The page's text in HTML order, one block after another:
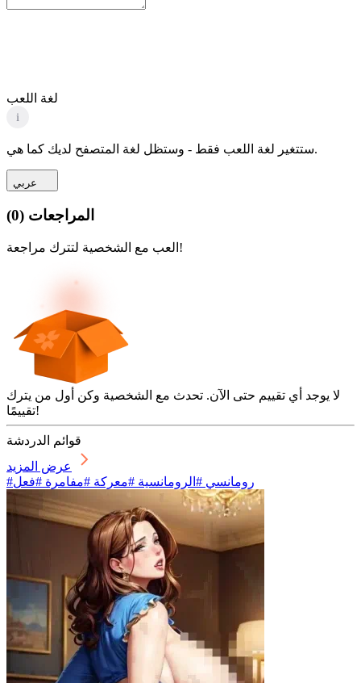
لغة اللعب
i
ستتغير لغة اللعب فقط - وستظل لغة المتصفح لديك كما هي.
عربي
المراجعات (
0
)
العب مع الشخصية لتترك مراجعة!
لا يوجد أي تقييم حتى الآن. تحدث مع الشخصية وكن أول من يترك
تقييمًا!
قوائم الدردشة
عرض المزيد
#رومانسي #الرومانسية #معركة #مفامرة #فعل